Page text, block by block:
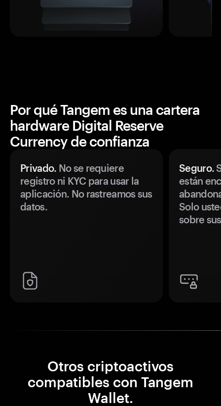
Por qué Tangem es una cartera
hardware Digital Reserve
Currency de confianza
Privado. No se requiere
registro ni KYC para usar la
aplicación. No rastreamos sus
datos.
Seguro.
están
Solo
sobre
Otros criptoactivos
compatibles con Tangem
Wallet.